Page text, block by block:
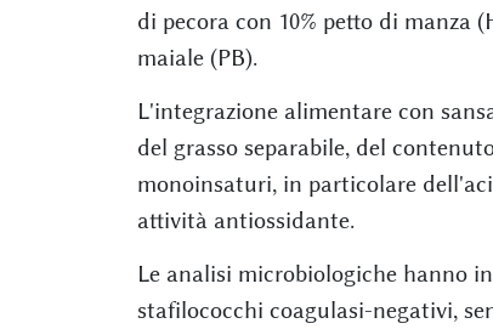
di pecora con 10% petto di manza
maiale (PB).
L'integrazione alimentare con
del grasso separabile, del
monoinsaturi, in particolare
attività antiossidante.
Le analisi microbiologiche hanno
stafilococchi coagulasi-negativi,